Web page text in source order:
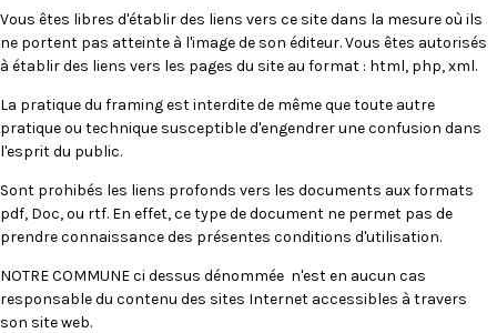
Vous êtes libres d'établir des liens vers ce site dans la mesure où ils
ne portent pas atteinte à l'image de son éditeur. Vous êtes autorisés
à établir des liens vers les pages du site au format : html, php, xml.
La pratique du framing est interdite de même que toute autre
pratique ou technique susceptible d'engendrer une confusion dans
l'esprit du public.
Sont prohibés les liens profonds vers les documents aux formats
pdf, Doc, ou rtf. En effet, ce type de document ne permet pas de
prendre connaissance des présentes conditions d'utilisation.
NOTRE COMMUNE ci dessus dénommée n'est en aucun cas
responsable du contenu des sites Internet accessibles à travers
son site web.